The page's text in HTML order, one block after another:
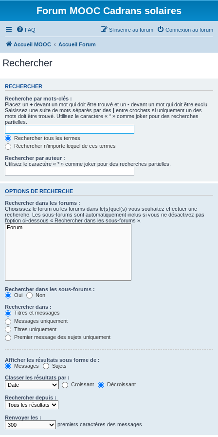
Forum MOOC Cadrans solaires
FAQ Connexion au forum
S’inscrire au forum
Accueil MOOC Accueil Forum
Rechercher
RECHERCHER
Recherche par mots-clés :
Placez un + devant un mot qui doit être trouvé et un - devant un mot qui doit être exclu.
Saisissez une suite de mots séparés par des | entre crochets si uniquement un des
mots doit être trouvé. Utilisez le caractère « * » comme joker pour des recherches
partielles.
Rechercher tous les termes
Rechercher n’importe lequel de ces termes
Rechercher par auteur :
Utilisez le caractère « * » comme joker pour des recherches partielles.
OPTIONS DE RECHERCHE
Rechercher dans les forums :
Choisissez le forum ou les forums dans le(s)quel(s) vous souhaitez effectuer une
recherche. Les sous-forums sont automatiquement inclus si vous ne désactivez pas
l’option ci-dessous « Rechercher dans les sous-forums ».
Rechercher dans les sous-forums :
Oui
Non
Rechercher dans :
Titres et messages
Messages uniquement
Titres uniquement
Premier message des sujets uniquement
Afficher les résultats sous forme de :
Messages
Sujets
Classer les résultats par :
Croissant
Décroissant
Rechercher depuis :
Renvoyer les :
premiers caractères des messages